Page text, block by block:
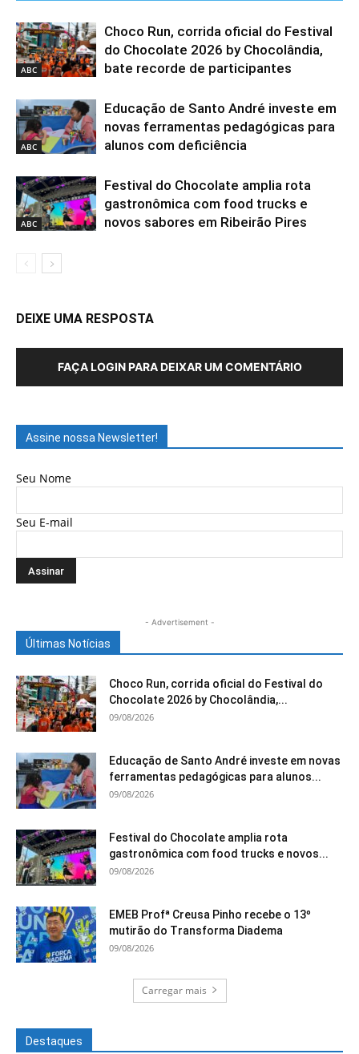
ABC
Choco Run, corrida oficial do Festival
do Chocolate 2026 by Chocolândia,
bate recorde de participantes
ABC
Educação de Santo André investe em
novas ferramentas pedagógicas para
alunos com deficiência
ABC
Festival do Chocolate amplia rota
gastronômica com food trucks e
novos sabores em Ribeirão Pires
DEIXE UMA RESPOSTA
FAÇA LOGIN PARA DEIXAR UM COMENTÁRIO
Assine nossa Newsletter!
Seu Nome
Seu E-mail
- Advertisement -
Últimas Notícias
Choco Run, corrida oficial do Festival do
Chocolate 2026 by Chocolândia,...
09/08/2026
Educação de Santo André investe em novas
ferramentas pedagógicas para alunos...
09/08/2026
Festival do Chocolate amplia rota
gastronômica com food trucks e novos...
09/08/2026
EMEB Profª Creusa Pinho recebe o 13º
mutirão do Transforma Diadema
09/08/2026
Carregar mais
Destaques